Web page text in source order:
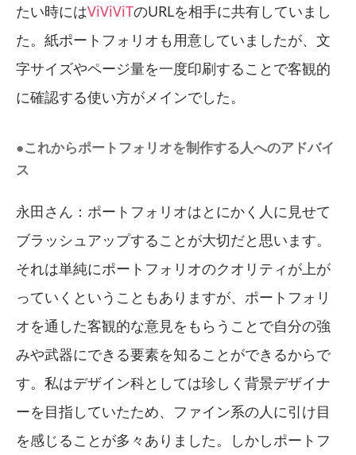
たい時にはViViViTのURLを相手に共有していまし
た。紙ポートフォリオも用意していましたが、文
字サイズやページ量を一度印刷することで客観的
に確認する使い方がメインでした。
●これからポートフォリオを制作する人へのアドバイ
ス
永田さん：ポートフォリオはとにかく人に見せて
ブラッシュアップすることが大切だと思います。
それは単純にポートフォリオのクオリティが上が
っていくということもありますが、ポートフォリ
オを通した客観的な意見をもらうことで自分の強
みや武器にできる要素を知ることができるからで
す。私はデザイン科としては珍しく背景デザイナ
ーを目指していたため、ファイン系の人に引け目
を感じることが多々ありました。しかしポートフ